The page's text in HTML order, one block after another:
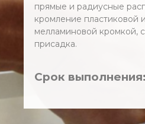
прямые и радиусные
кромление пластиковой и
мелламиновой кромкой,
присадка.
Срок